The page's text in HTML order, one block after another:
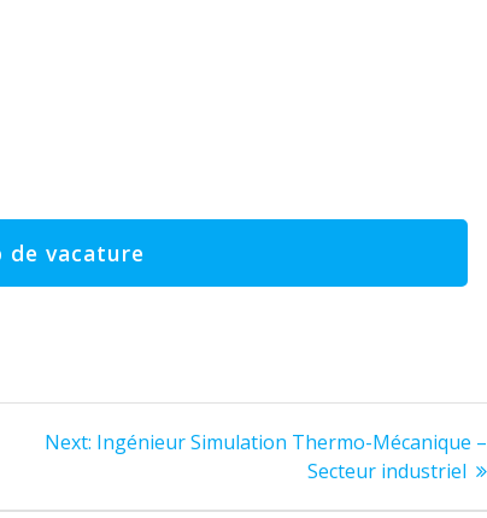
Next: Next
Ingénieur Simulation Thermo-Mécanique –
Secteur industriel